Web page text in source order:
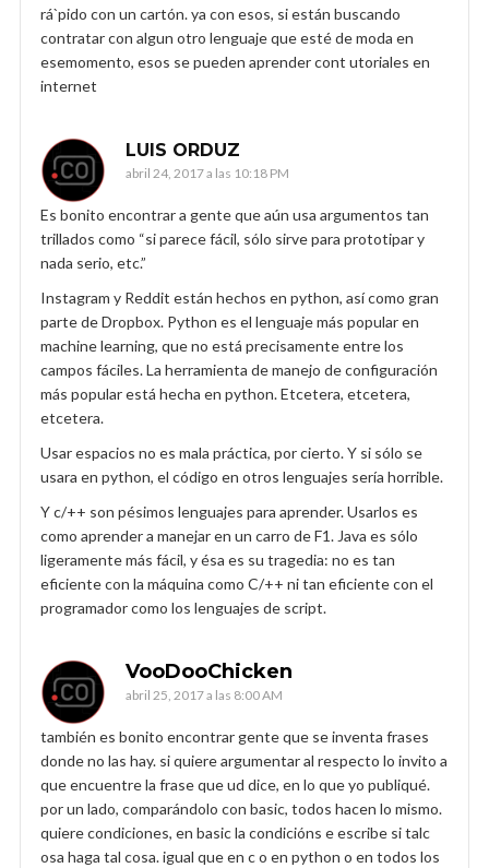
rá`pido con un cartón. ya con esos, si están buscando
contratar con algun otro lenguaje que esté de moda en
esemomento, esos se pueden aprender cont utoriales en
internet
LUIS ORDUZ
abril 24, 2017 a las 10:18 PM
Es bonito encontrar a gente que aún usa argumentos tan
trillados como “si parece fácil, sólo sirve para prototipar y
nada serio, etc.”
Instagram y Reddit están hechos en python, así como gran
parte de Dropbox. Python es el lenguaje más popular en
machine learning, que no está precisamente entre los
campos fáciles. La herramienta de manejo de configuración
más popular está hecha en python. Etcetera, etcetera,
etcetera.
Usar espacios no es mala práctica, por cierto. Y si sólo se
usara en python, el código en otros lenguajes sería horrible.
Y c/++ son pésimos lenguajes para aprender. Usarlos es
como aprender a manejar en un carro de F1. Java es sólo
ligeramente más fácil, y ésa es su tragedia: no es tan
eficiente con la máquina como C/++ ni tan eficiente con el
programador como los lenguajes de script.
VooDooChicken
abril 25, 2017 a las 8:00 AM
también es bonito encontrar gente que se inventa frases
donde no las hay. si quiere argumentar al respecto lo invito a
que encuentre la frase que ud dice, en lo que yo publiqué.
por un lado, comparándolo con basic, todos hacen lo mismo.
quiere condiciones, en basic la condicións e escribe si talc
osa haga tal cosa. igual que en c o en python o en todos los